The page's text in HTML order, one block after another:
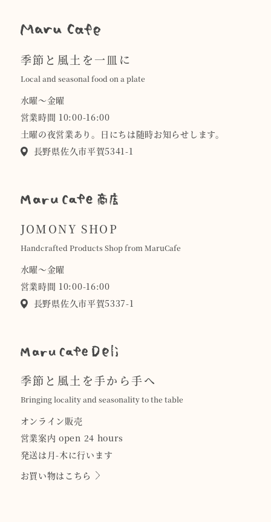
季節と風土を一皿に
Local and seasonal food on a plate
水曜〜金曜
営業時間 10:00-16:00
土曜の夜営業あり。日にちは随時お知らせします。
長野県佐久市平賀5341-1
JOMONY SHOP
Handcrafted Products Shop from MaruCafe
水曜〜金曜
営業時間 10:00-16:00
長野県佐久市平賀5337-1
季節と風土を手から手へ
Bringing locality and seasonality to the table
オンライン販売
営業案内 open 24 hours
発送は月-木に行います
お買い物はこちら